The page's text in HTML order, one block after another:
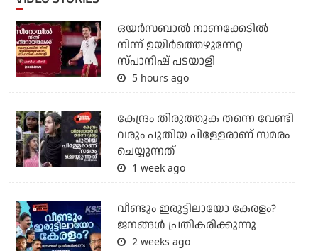
ഒയര്‍സബാൽ നാണക്കേടിൽ
നിന്ന് ഉയിർത്തെഴുന്നേറ്റ
സ്പാനിഷ് പടയാളി
5 hours ago
കേന്ദ്രം തിരുത്തുക തന്നെ വേണ്ടി
വരും പുതിയ പിള്ളേരാണ് സമരം
ചെയ്യുന്നത്
1 week ago
വീണ്ടും ഇരുട്ടിലായോ കേരളം?
ജനങ്ങൾ പ്രതികരിക്കുന്നു
2 weeks ago